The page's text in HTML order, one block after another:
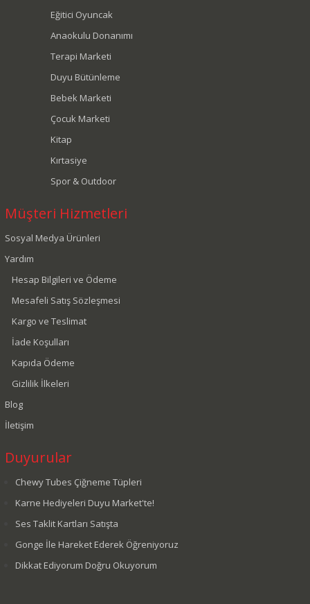
Eğitici Oyuncak
Anaokulu Donanımı
Terapi Marketi
Duyu Bütünleme
Bebek Marketi
Çocuk Marketi
Kitap
Kırtasiye
Spor & Outdoor
Müşteri Hizmetleri
Sosyal Medya Ürünleri
Yardım
Hesap Bilgileri ve Ödeme
Mesafeli Satış Sözleşmesi
Kargo ve Teslimat
İade Koşulları
Kapıda Ödeme
Gizlilik İlkeleri
Blog
İletişim
Duyurular
Chewy Tubes Çiğneme Tüpleri
Karne Hediyeleri Duyu Market'te!
Ses Taklit Kartları Satışta
Gonge İle Hareket Ederek Öğreniyoruz
Dikkat Ediyorum Doğru Okuyorum